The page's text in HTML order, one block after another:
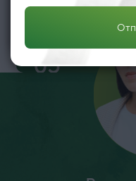
Отчет о проверке
05
Вы можете изменить